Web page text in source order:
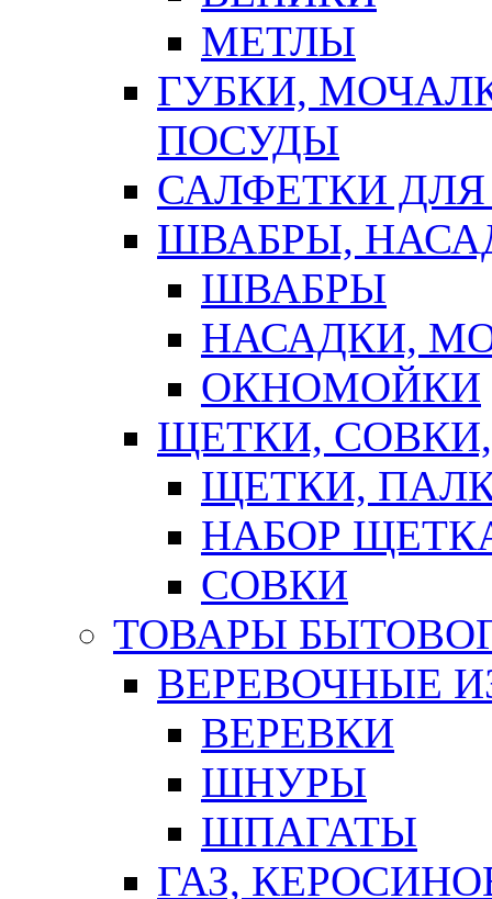
МЕТЛЫ
ГУБКИ,
ПОСУДЫ
САЛФЕТКИ
ШВАБРЫ,
ШВАБРЫ
НАСАДКИ,
ОКНОМОЙКИ
ЩЕТКИ,
ЩЕТКИ,
НАБОР
СОВКИ
ТОВАРЫ
ВЕРЕВОЧНЫЕ
ВЕРЕВКИ
ШНУРЫ
ШПАГАТЫ
ГАЗ,